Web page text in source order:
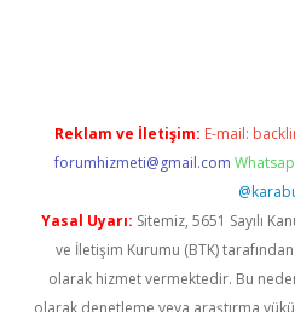
Reklam ve İletişim: E-mail:
forumhizmeti@gmail.com
Yasal Uyarı: Sitemiz, 5651 Sayılı
ve İletişim Kurumu (BTK)
olarak hizmet vermektedir. Bu
olarak denetleme veya araştırma